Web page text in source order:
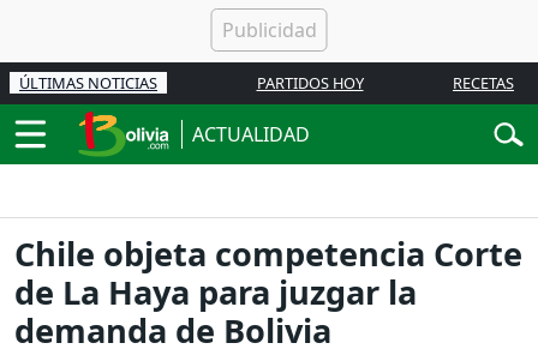
ÚLTIMAS NOTICIAS PARTIDOS HOY RECETAS
ACTUALIDAD
Chile objeta competencia Corte
de La Haya para juzgar la
demanda de Bolivia